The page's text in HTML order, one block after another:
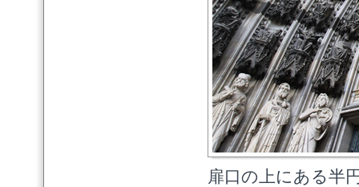
扉口の上にある半